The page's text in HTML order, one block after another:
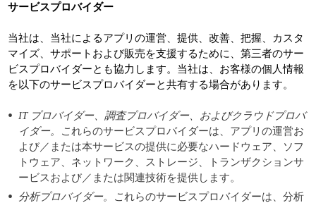
サービスプロバイダー
当社は、当社によるアプリの運営、提供、改善、把握、カスタ
マイズ、サポートおよび販売を支援するために、第三者のサー
ビスプロバイダーとも協力します。当社は、お客様の個人情報
を以下のサービスプロバイダーと共有する場合があります。
IT プロバイダー、調査プロバイダー、およびクラウドプロバ
イダー。これらのサービスプロバイダーは、アプリの運営お
よび／または本サービスの提供に必要なハードウェア、ソフ
トウェア、ネットワーク、ストレージ、トランザクションサ
ービスおよび／または関連技術を提供します。
分析プロバイダー。これらのサービスプロバイダーは、分析